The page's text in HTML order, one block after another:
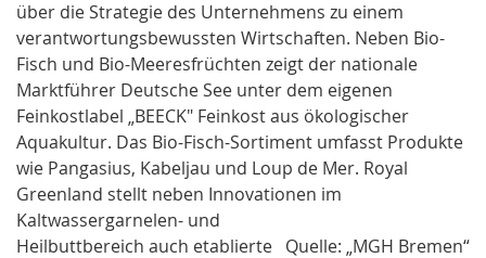
über die Strategie des Unternehmens zu einem
verantwortungsbewussten Wirtschaften. Neben Bio-
Fisch und Bio-Meeresfrüchten zeigt der nationale
Marktführer Deutsche See unter dem eigenen
Feinkostlabel „BEECK" Feinkost aus ökologischer
Aquakultur. Das Bio-Fisch-Sortiment umfasst Produkte
wie Pangasius, Kabeljau und Loup de Mer. Royal
Greenland stellt neben Innovationen im
Quelle: „MGH Bremen“
Kaltwassergarnelen- und
Heilbuttbereich auch etablierte